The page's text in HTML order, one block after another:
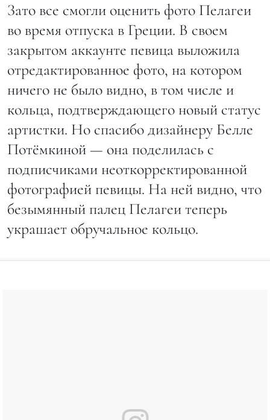
Зато все смогли оценить фото Пелагеи
во время отпуска в Греции. В своем
закрытом аккаунте певица выложила
отредактированное фото, на котором
ничего не было видно, в том числе и
кольца, подтверждающего новый статус
артистки. Но спасибо дизайнеру Белле
Потёмкиной — она поделилась с
подписчиками неоткорректированной
фотографией певицы. На ней видно, что
безымянный палец Пелагеи теперь
украшает обручальное кольцо.